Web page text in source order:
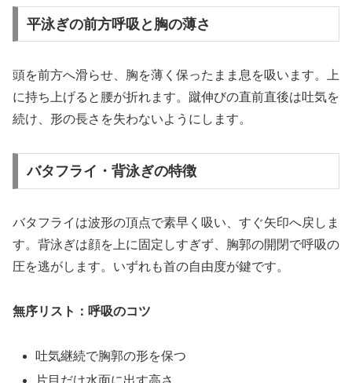
平泳ぎの前方呼吸と胸の薄さ
頭を前方へ滑らせ、胸を薄く保ったまま息を吸います。上
に持ち上げると腰が折れます。蹴伸びの直前直後は吐気を
続け、形の長さを失わないようにします。
バタフライ・背泳ぎの特徴
バタフライは波形の頂点で素早く吸い、すぐ矢印へ戻しま
す。背泳ぎは顔を上に固定しすぎず、胸郭の開閉で呼吸の
圧を逃がします。いずれも首の自由度が鍵です。
無序リスト：呼吸のコツ
吐気継続で胸郭の形を保つ
片目だけ水面に出す高さ